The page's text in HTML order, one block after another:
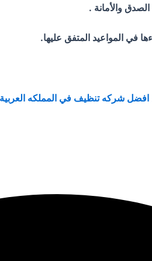
والأمانة .
في المواعيد المتفق عليها.
شركه تنظيف في المملكه العربية